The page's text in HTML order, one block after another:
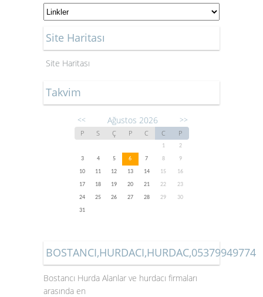
Site Haritası
Site Haritası
Takvim
<< Ağustos 2026 >>
P S Ç P C C P
1
2
3
4 5 6 7 8
9
10
11 12 13 14 15
16
17
18 19 20 21 22
23
24
25 26 27 28 29
30
31
BOSTANCI,HURDACI,HURDAC,05379949774
Bostancı Hurda Alanlar ve hurdacı firmaları
arasında en